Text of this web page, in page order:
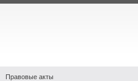
Правовые акты